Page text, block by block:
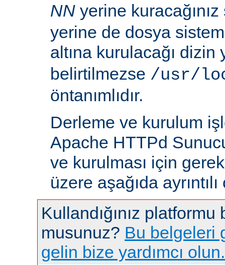
NN yerine
yerine de dosya
altına kurulacağı dizin
belirtilmezse /usr/
öntanımlıdır.
Derleme ve kurulum
Apache HTTPd
ve kurulması için
üzere aşağıda
Kullandığınız
musunuz? Bu belgeleri
gelin bize yardımcı olun.